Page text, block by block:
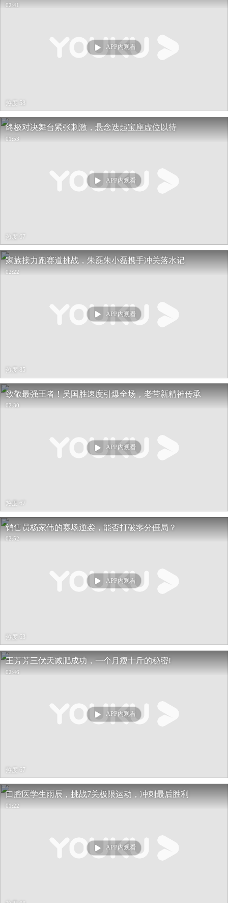
02:41
APP内观看
热度 58
终极对决舞台紧张刺激，悬念迭起宝座虚位以待
01:53
APP内观看
热度 67
家族接力跑赛道挑战，朱磊朱小磊携手冲关落水记
02:22
APP内观看
热度 85
致敬最强王者！吴国胜速度引爆全场，老带新精神传承
02:30
APP内观看
热度 67
销售员杨家伟的赛场逆袭，能否打破零分僵局？
02:52
APP内观看
热度 63
王芳芳三伏天减肥成功，一个月瘦十斤的秘密!
02:46
APP内观看
热度 67
口腔医学生雨辰，挑战7关极限运动，冲刺最后胜利
01:22
APP内观看